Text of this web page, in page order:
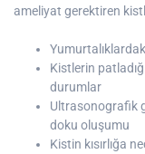
ameliyat gerektiren
Kistlerin
durumlar
Ultrasonografik
doku oluşumu
Kistin kısırlığa